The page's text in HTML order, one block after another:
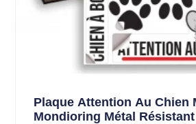
Plaque Attention Au Chien
Mondioring Métal